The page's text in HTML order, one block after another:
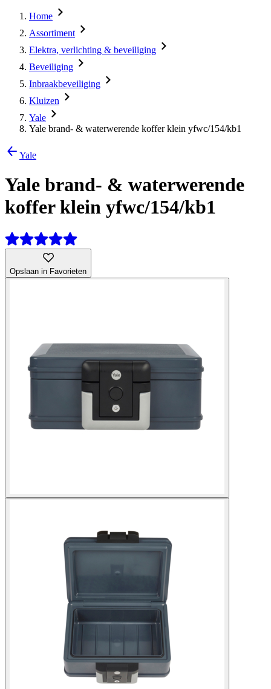
Home
Assortiment
Elektra, verlichting & beveiliging
Beveiliging
Inbraakbeveiliging
Kluizen
Yale
Yale brand- & waterwerende koffer klein yfwc/154/kb1
Yale
Yale brand- & waterwerende
koffer klein yfwc/154/kb1
Opslaan in Favorieten